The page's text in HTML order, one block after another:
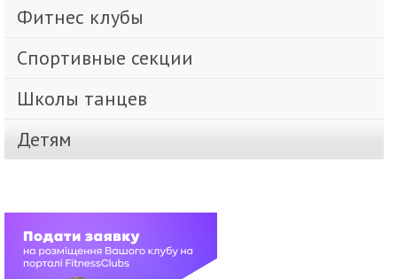
Фитнес клубы
Спортивные секции
Школы танцев
Детям